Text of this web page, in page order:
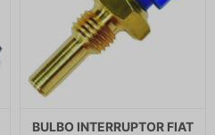
BULBO INTERRUPTOR FIAT